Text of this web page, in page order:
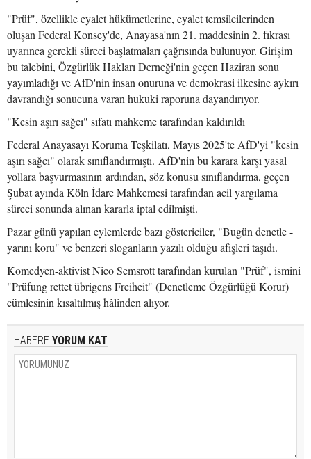
"Prüf", özellikle eyalet hükümetlerine, eyalet temsilcilerinden
oluşan Federal Konsey'de, Anayasa'nın 21. maddesinin 2. fıkrası
uyarınca gerekli süreci başlatmaları çağrısında bulunuyor. Girişim
bu talebini, Özgürlük Hakları Derneği'nin geçen Haziran sonu
yayımladığı ve AfD'nin insan onuruna ve demokrasi ilkesine aykırı
davrandığı sonucuna varan hukuki raporuna dayandırıyor.
"Kesin aşırı sağcı" sıfatı mahkeme tarafından kaldırıldı
Federal Anayasayı Koruma Teşkilatı, Mayıs 2025'te AfD'yi "kesin
aşırı sağcı" olarak sınıflandırmıştı. AfD'nin bu karara karşı yasal
yollara başvurmasının ardından, söz konusu sınıflandırma, geçen
Şubat ayında Köln İdare Mahkemesi tarafından acil yargılama
süreci sonunda alınan kararla iptal edilmişti.
Pazar günü yapılan eylemlerde bazı göstericiler, "Bugün denetle -
yarını koru" ve benzeri sloganların yazılı olduğu afişleri taşıdı.
Komedyen-aktivist Nico Semsrott tarafından kurulan "Prüf", ismini
"Prüfung rettet übrigens Freiheit" (Denetleme Özgürlüğü Korur)
cümlesinin kısaltılmış hâlinden alıyor.
HABERE YORUM KAT